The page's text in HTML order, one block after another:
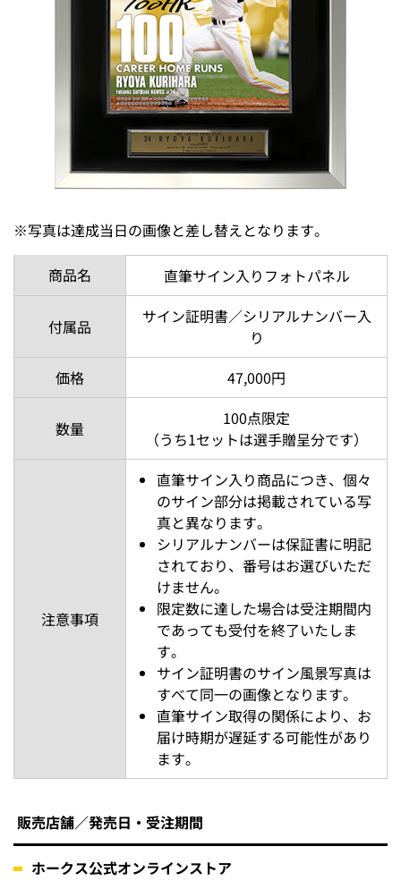
※写真は達成当日の画像と差し替えとなります。
商品名 直筆サイン入りフォトパネル
付属品
サイン証明書／シリアルナンバー入
り
価格
47,000円
数量
100点限定
（うち1セットは選手贈呈分です）
注意事項
直筆サイン入り商品につき、個々
のサイン部分は掲載されている写
真と異なります。
シリアルナンバーは保証書に明記
されており、番号はお選びいただ
けません。
限定数に達した場合は受注期間内
であっても受付を終了いたしま
す。
サイン証明書のサイン風景写真は
すべて同一の画像となります。
直筆サイン取得の関係により、お
届け時期が遅延する可能性があり
ます。
販売店舗／発売日・受注期間
ホークス公式オンラインストア